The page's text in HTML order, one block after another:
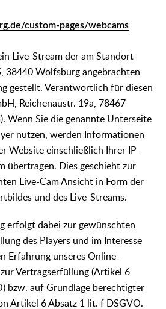
custom-pages/webcams
Live-Stream der am Standort
38440 Wolfsburg angebrachten
gestellt. Verantwortlich für diesen
Reichenaustr. 19a, 78467
Wenn Sie die genannte Unterseite
nutzen, werden Informationen
Website einschließlich Ihrer IP-
übertragen. Dies geschieht zur
Live-Cam Ansicht in Form der
und des Live-Streams.
erfolgt dabei zur gewünschten
des Players und im Interesse
Erfahrung unseres Online-
Vertragserfüllung (Artikel 6
bzw. auf Grundlage berechtigter
Artikel 6 Absatz 1 lit. f DSGVO.